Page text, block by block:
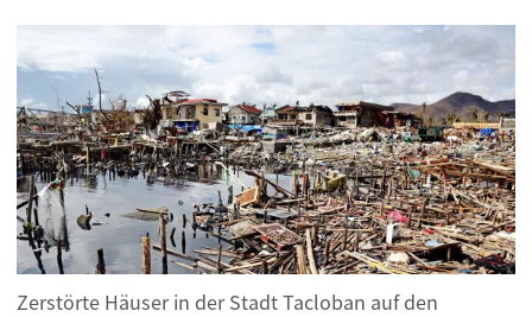
Zerstörte Häuser in der Stadt Tacloban auf den